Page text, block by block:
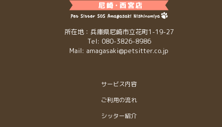
所在地：兵庫県尼崎市立花町1-19-27
Tel: 080-3826-8986
Mail: amagasaki@petsitter.co.jp
サービス内容
ご利用の流れ
シッター紹介